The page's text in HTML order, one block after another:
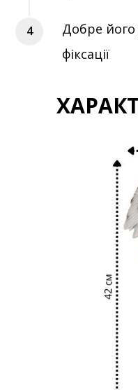
Добре його
фіксації